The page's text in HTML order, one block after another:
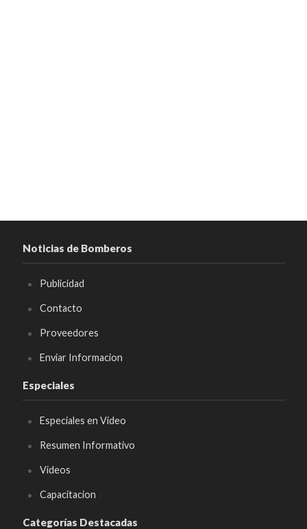
Noticias de Bomberos
Publicidad
Contacto
Proveedores
Enviar Informacion
Especiales
Especiales en Video
Resumen Informativo
Videos
Capacitacion
Categorías Destacadas